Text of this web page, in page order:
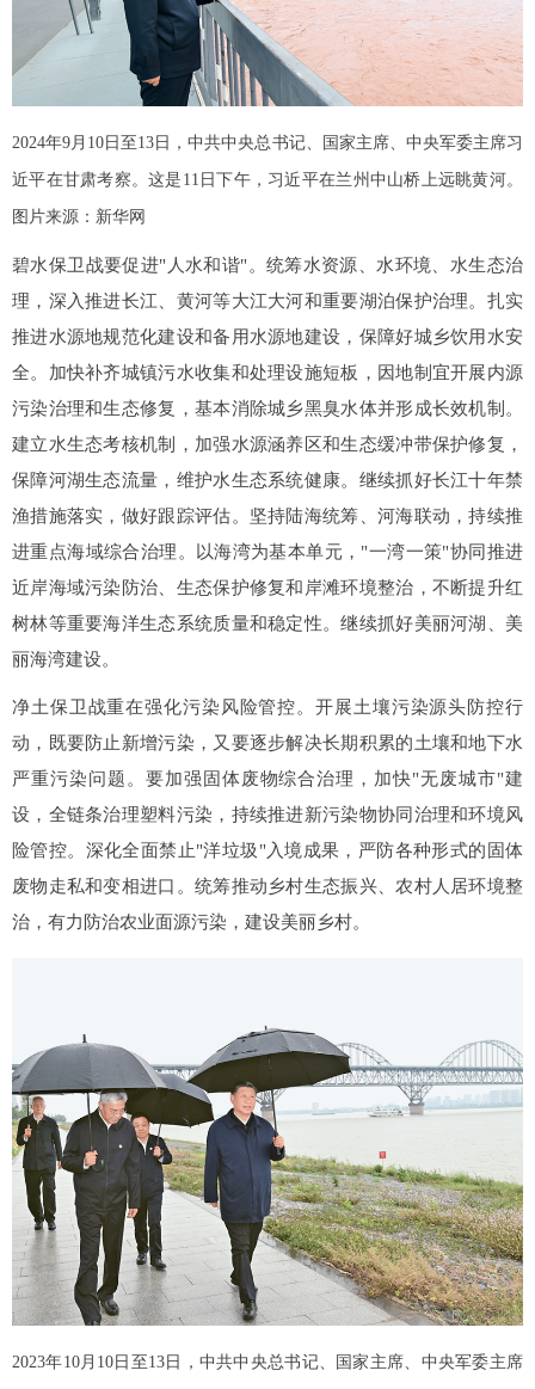
2024年9月10日至13日，中共中央总书记、国家主席、中央军委主席习
近平在甘肃考察。这是11日下午，习近平在兰州中山桥上远眺黄河。
图片来源：新华网
碧水保卫战要促进"人水和谐"。统筹水资源、水环境、水生态治
理，深入推进长江、黄河等大江大河和重要湖泊保护治理。扎实
推进水源地规范化建设和备用水源地建设，保障好城乡饮用水安
全。加快补齐城镇污水收集和处理设施短板，因地制宜开展内源
污染治理和生态修复，基本消除城乡黑臭水体并形成长效机制。
建立水生态考核机制，加强水源涵养区和生态缓冲带保护修复，
保障河湖生态流量，维护水生态系统健康。继续抓好长江十年禁
渔措施落实，做好跟踪评估。坚持陆海统筹、河海联动，持续推
进重点海域综合治理。以海湾为基本单元，"一湾一策"协同推进
近岸海域污染防治、生态保护修复和岸滩环境整治，不断提升红
树林等重要海洋生态系统质量和稳定性。继续抓好美丽河湖、美
丽海湾建设。
净土保卫战重在强化污染风险管控。开展土壤污染源头防控行
动，既要防止新增污染，又要逐步解决长期积累的土壤和地下水
严重污染问题。要加强固体废物综合治理，加快"无废城市"建
设，全链条治理塑料污染，持续推进新污染物协同治理和环境风
险管控。深化全面禁止"洋垃圾"入境成果，严防各种形式的固体
废物走私和变相进口。统筹推动乡村生态振兴、农村人居环境整
治，有力防治农业面源污染，建设美丽乡村。
2023年10月10日至13日，中共中央总书记、国家主席、中央军委主席